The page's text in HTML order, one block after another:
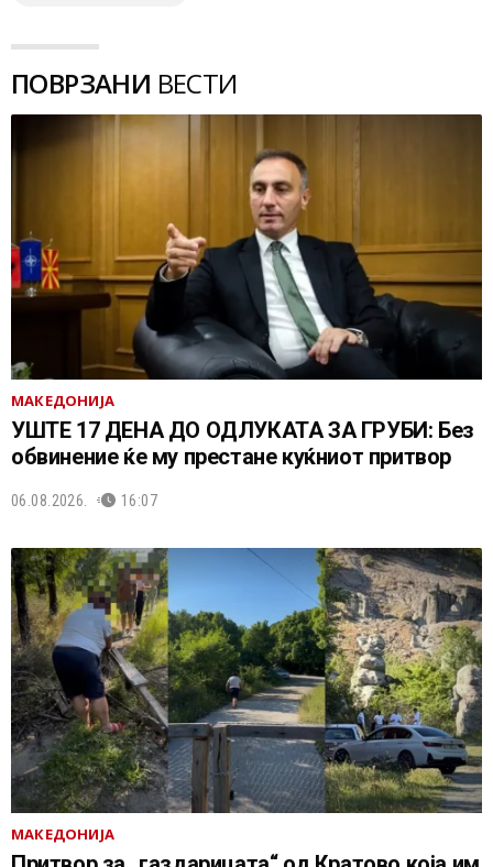
ПОВРЗАНИ ВЕСТИ
МАКЕДОНИЈА
УШТЕ 17 ДЕНА ДО ОДЛУКАТА ЗА ГРУБИ: Без
обвинение ќе му престане куќниот притвор
06.08.2026. 16:07
МАКЕДОНИЈА